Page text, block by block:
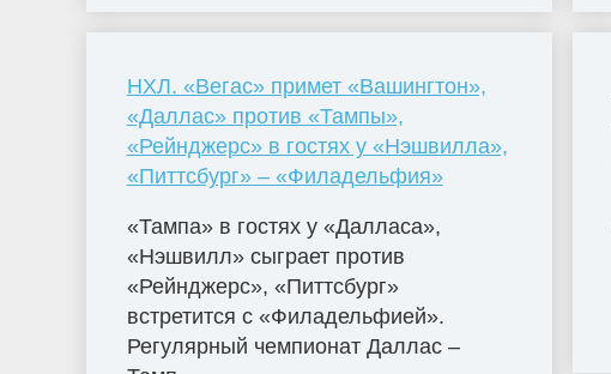
НХЛ. «Вегас» примет «Вашингтон»,
«Даллас» против «Тампы»,
«Рейнджерс» в гостях у «Нэшвилла»,
«Питтсбург» – «Филадельфия»
«Тампа» в гостях у «Далласа»,
«Нэшвилл» сыграет против
«Рейнджерс», «Питтсбург»
встретится с «Филадельфией».
Регулярный чемпионат Даллас –